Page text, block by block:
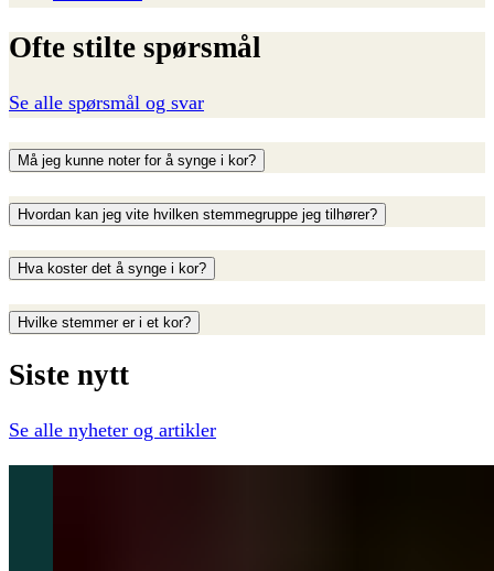
Ofte stilte spørsmål
Se alle spørsmål og svar
Må jeg kunne noter for å synge i kor?
Hvordan kan jeg vite hvilken stemmegruppe jeg tilhører?
Hva koster det å synge i kor?
Hvilke stemmer er i et kor?
Siste nytt
Se alle nyheter og artikler